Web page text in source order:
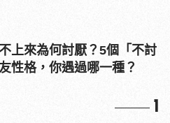
上來為何討厭？5個「不討
性格，你遇過哪一種？
1